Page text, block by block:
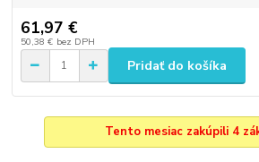
61,97 €
50,38 € bez DPH
Pridať do košíka
Tento mesiac zakúpili 4